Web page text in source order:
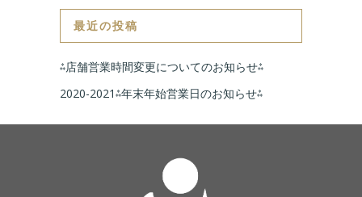
最近の投稿
⁂店舗営業時間変更についてのお知らせ⁂
2020-2021⁂年末年始営業日のお知らせ⁂